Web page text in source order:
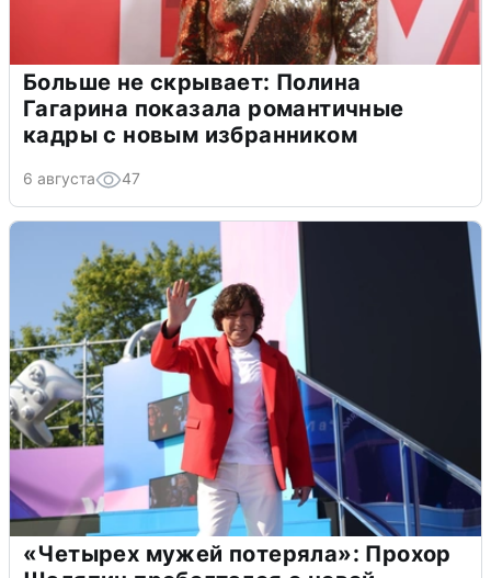
Больше не скрывает: Полина
Гагарина показала романтичные
кадры с новым избранником
6 августа 47
«Четырех мужей потеряла»: Прохор